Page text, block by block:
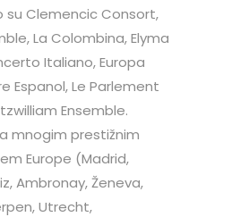
su Clemencic Consort,
La Colombina, Elyma
Italiano, Europa
Espanol, Le Parlement
Ensemble.
mnogim prestižnim
Europe (Madrid,
Ambronay, Ženeva,
Utrecht,